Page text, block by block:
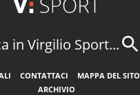
in Virgilio Sport...
CONTATTACI MAPPA DEL SITO
ARCHIVIO